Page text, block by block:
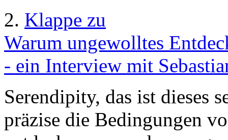
2. Klappe zu
Warum ungewolltes
- ein Interview mit
Serendipity, das ist dieses
präzise die Bedingungen